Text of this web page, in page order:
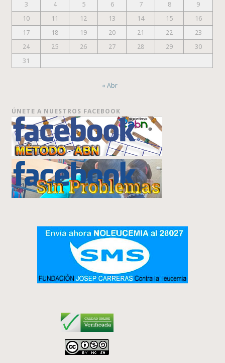
3
4 5 6 7 8
9
10
11 12 13 14 15
16
17
18 19 20 21 22
23
24
25 26 27 28 29
30
31
« Abr
ÚNETE A NUESTROS FACEBOOK